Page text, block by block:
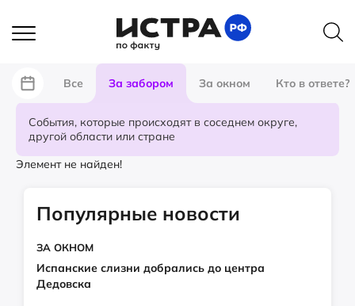
Все За забором За окном Кто в ответе?
События, которые происходят в соседнем округе,
другой области или стране
Элемент не найден!
Популярные новости
ЗА ОКНОМ
Испанские слизни добрались до центра
Дедовска